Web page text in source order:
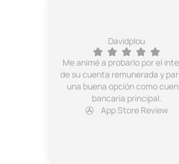
Davidplou
Me animé a probarlo por el
de su cuenta remunerada y
una buena opción como
bancaria principal.
App Store Review